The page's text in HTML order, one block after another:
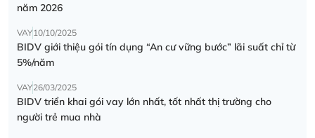
năm 2026
VAY10/10/2025
BIDV giới thiệu gói tín dụng “An cư vững bước” lãi suất chỉ từ
5%/năm
VAY26/03/2025
BIDV triển khai gói vay lớn nhất, tốt nhất thị trường cho
người trẻ mua nhà